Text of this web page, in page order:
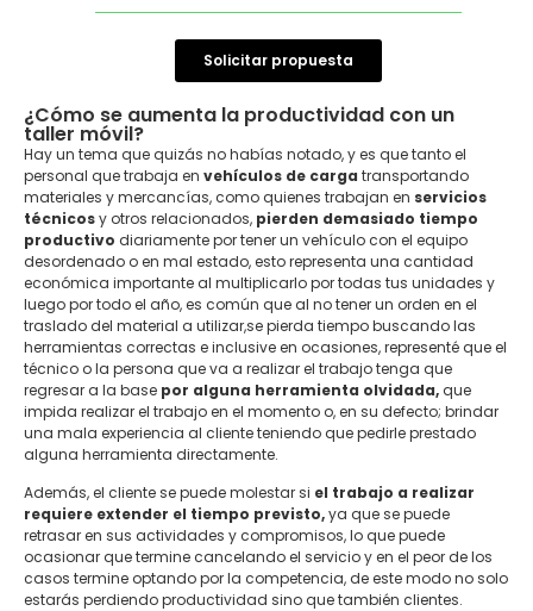
Solicitar propuesta
¿Cómo se aumenta la productividad con un
taller móvil?
Hay un tema que quizás no habías notado, y es que tanto el
personal que trabaja en vehículos de carga transportando
materiales y mercancías, como quienes trabajan en servicios
técnicosy otros relacionados, pierden demasiado tiempo
productivo diariamente por tener un vehículo con el equipo
desordenado o en mal estado, esto representa una cantidad
económica importante al multiplicarlo por todas tus unidades y
luego por todo el año, es común que al no tener un orden en el
traslado del material a utilizar,se pierda tiempo buscando las
herramientas correctas e inclusive en ocasiones, representé que el
técnico o la persona que va a realizar el trabajo tenga que
regresar a la base por alguna herramienta olvidada,que
impida realizar el trabajo en el momento o, en su defecto; brindar
una mala experiencia al cliente teniendo que pedirle prestado
alguna herramienta directamente.
Además, el cliente se puede molestar si el trabajo a realizar
requiere extender el tiempo previsto,ya que se puede
retrasar en sus actividades y compromisos, lo que puede
ocasionar que termine cancelando el servicio y en el peor de los
casos termine optando por la competencia, de este modo no solo
estarás perdiendo productividad sino que también clientes.